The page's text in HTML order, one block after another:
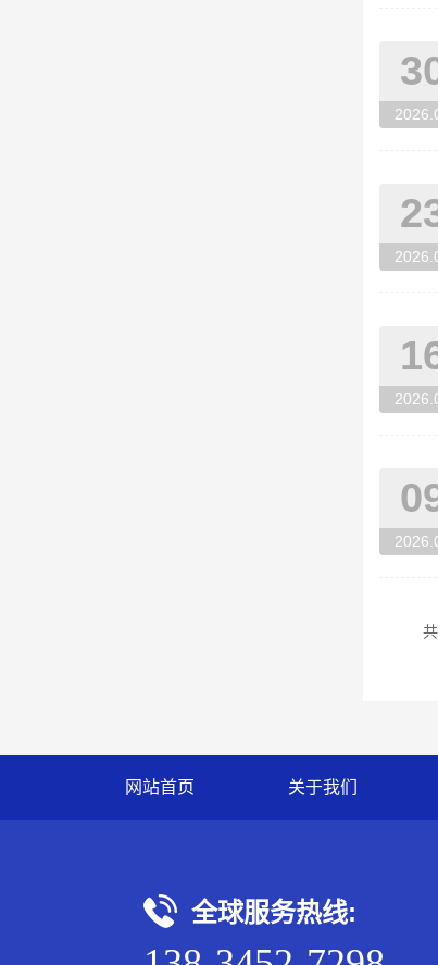
网站首页 关于我们
全球服务热线: